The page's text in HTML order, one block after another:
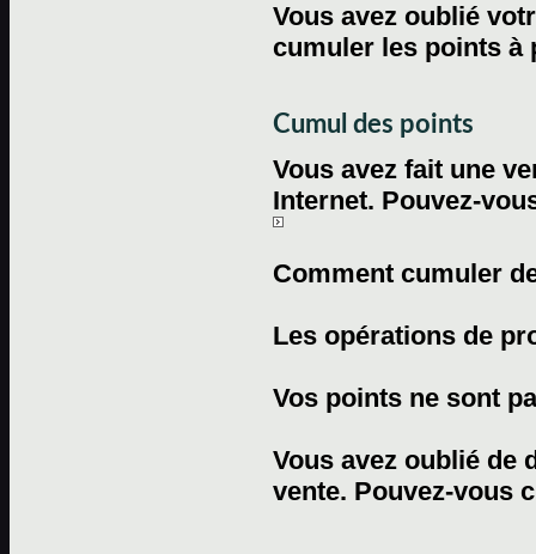
Vous avez oublié
cumuler les points
Cumul des points
Vous avez fait une
Internet. Pouvez-
Comment cumuler
Les opérations de
Vos points ne sont
Vous avez oublié de
vente. Pouvez-vous